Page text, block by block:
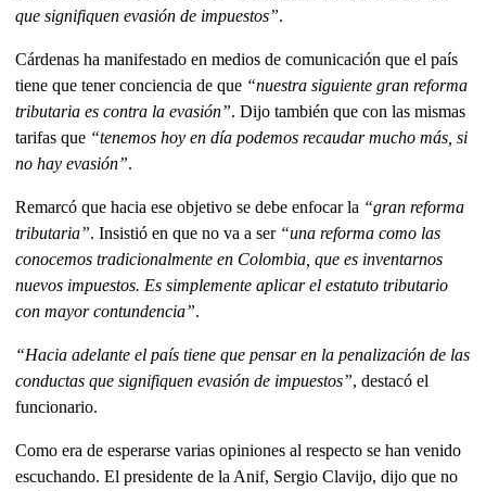
que signifiquen evasión de impuestos”.
Cárdenas ha manifestado en medios de comunicación que el país
tiene que tener conciencia de que “nuestra siguiente gran reforma
tributaria es contra la evasión”. Dijo también que con las mismas
tarifas que “tenemos hoy en día podemos recaudar mucho más, si
no hay evasión”.
Remarcó que hacia ese objetivo se debe enfocar la “gran reforma
tributaria”. Insistió en que no va a ser “una reforma como las
conocemos tradicionalmente en Colombia, que es inventarnos
nuevos impuestos. Es simplemente aplicar el estatuto tributario
con mayor contundencia”.
“Hacia adelante el país tiene que pensar en la penalización de las
conductas que signifiquen evasión de impuestos”, destacó el
funcionario.
Como era de esperarse varias opiniones al respecto se han venido
escuchando. El presidente de la Anif, Sergio Clavijo, dijo que no